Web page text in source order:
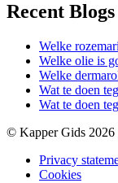
Recent Blogs
Welke
Welke olie is
Welke
Wat te doen
Wat te doen
© Kapper Gids 2026
Privacy
Cookies